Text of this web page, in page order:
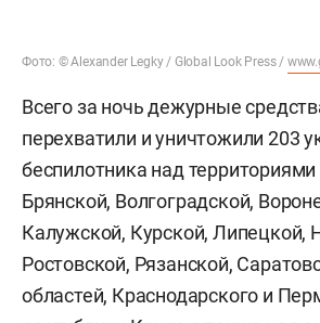
Фото: © Alexander Legky / Global Look Press /
Всего за ночь дежурные
перехватили и уничтожили 203
беспилотника над
Брянской, Волгоградской,
Калужской, Курской, Липецкой,
Ростовской, Рязанской,
областей, Краснодарского и